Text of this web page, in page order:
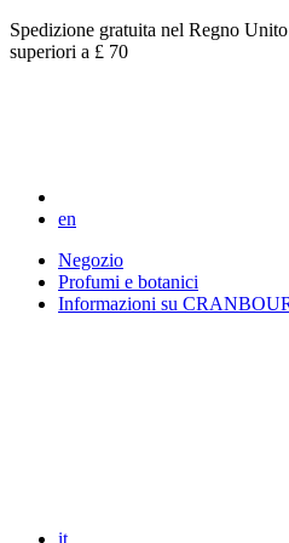
Spedizione gratuita nel Regno
superiori a £ 70
en
Negozio
Profumi e botanici
Informazioni su
it